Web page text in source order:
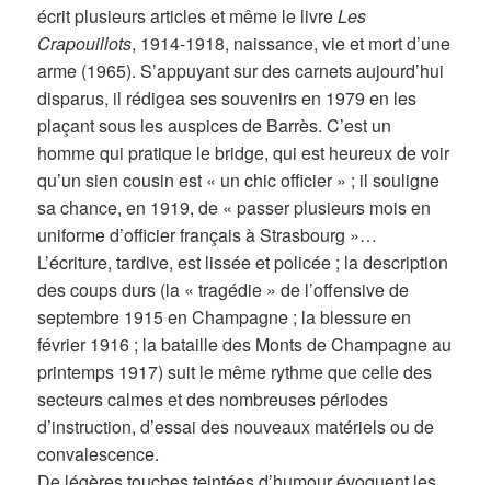
écrit plusieurs articles et même le livreLes
Crapouillots, 1914-1918, naissance, vie et mort d’une
arme (1965). S’appuyant sur des carnets aujourd’hui
disparus, il rédigea ses souvenirs en 1979 en les
plaçant sous les auspices de Barrès. C’est un
homme qui pratique le bridge, qui est heureux de voir
qu’un sien cousin est « un chic officier » ; il souligne
sa chance, en 1919, de « passer plusieurs mois en
uniforme d’officier français à Strasbourg »…
L’écriture, tardive, est lissée et policée ; la description
des coups durs (la « tragédie » de l’offensive de
septembre 1915 en Champagne ; la blessure en
février 1916 ; la bataille des Monts de Champagne au
printemps 1917) suit le même rythme que celle des
secteurs calmes et des nombreuses périodes
d’instruction, d’essai des nouveaux matériels ou de
convalescence.